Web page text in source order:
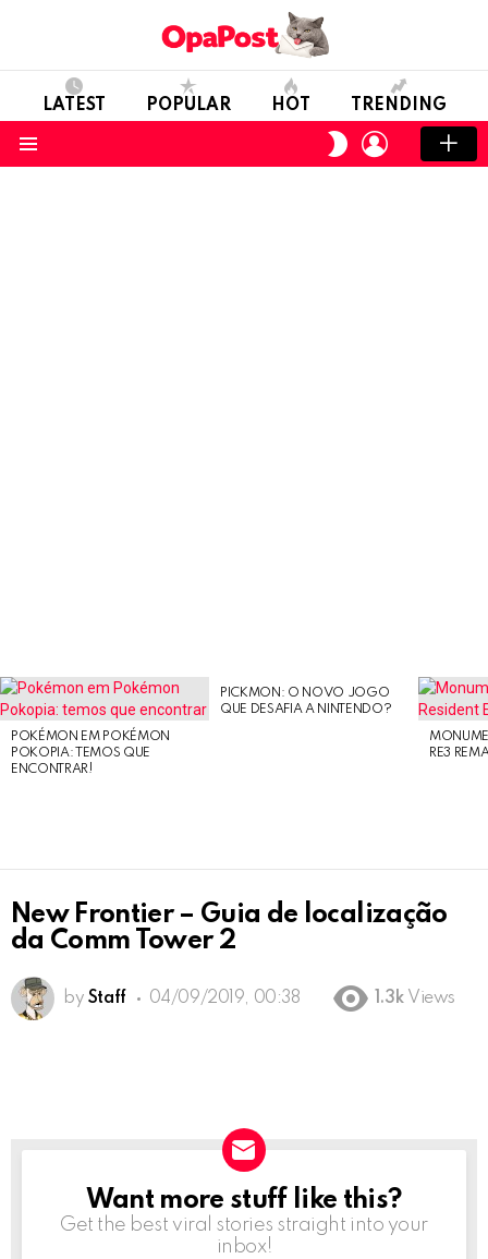
LATEST POPULAR HOT TRENDING
SWITCH
SKIN
LOGIN
LATEST
STORIES
POKÉMON EM POKÉMON
POKOPIA: TEMOS QUE
ENCONTRAR!
PICKMON: O NOVO JOGO
QUE DESAFIA A NINTENDO?
RE3
New Frontier – Guia de localização
da Comm Tower 2
by Staff 04/09/2019, 00:38 1.3k Views
NEWSLETTER
Want more stuff like this?
Get the best viral stories straight into your
inbox!